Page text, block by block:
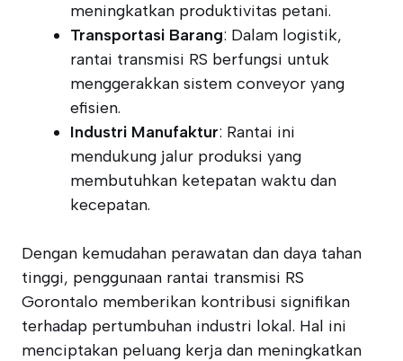
meningkatkan produktivitas petani.
Transportasi Barang: Dalam logistik,
rantai transmisi RS berfungsi untuk
menggerakkan sistem conveyor yang
efisien.
Industri Manufaktur: Rantai ini
mendukung jalur produksi yang
membutuhkan ketepatan waktu dan
kecepatan.
Dengan kemudahan perawatan dan daya tahan
tinggi, penggunaan rantai transmisi RS
Gorontalo memberikan kontribusi signifikan
terhadap pertumbuhan industri lokal. Hal ini
menciptakan peluang kerja dan meningkatkan